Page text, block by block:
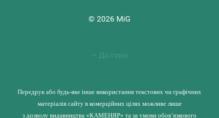
© 2026 MiG
До гори
Передрук або будь-яке інше використання текстових чи графічних
матеріалів сайту в комерційних цілях можливе лише
з дозволу видавництва «КАМЕНЯР» та за умови обов’язкового